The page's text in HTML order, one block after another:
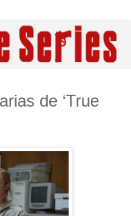
de ‘True